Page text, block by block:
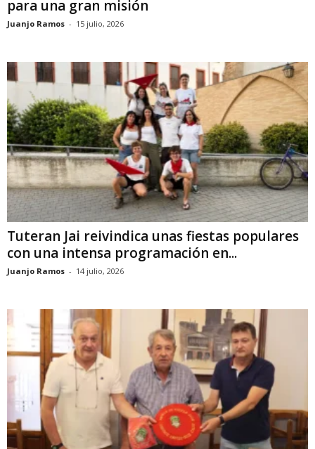
para una gran misión
Juanjo Ramos - 15 julio, 2026
Tuteran Jai reivindica unas fiestas populares
con una intensa programación en...
Juanjo Ramos - 14 julio, 2026